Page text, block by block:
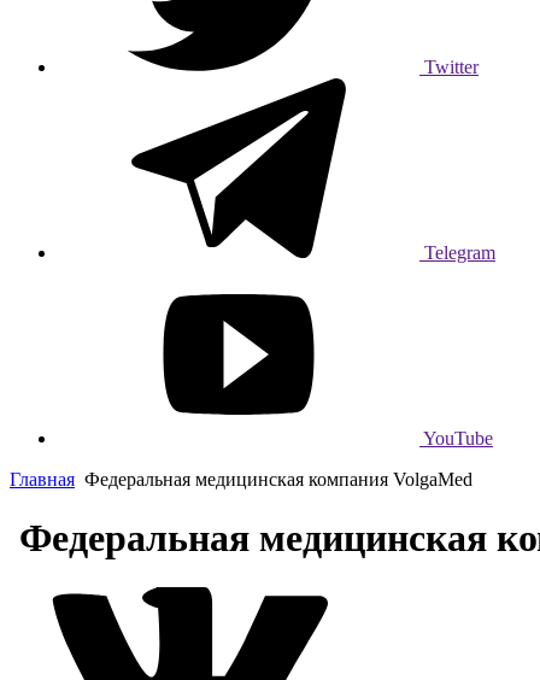
Twitter
Telegram
YouTube
Главная Федеральная медицинская компания VolgaMed
Федеральная медицинская